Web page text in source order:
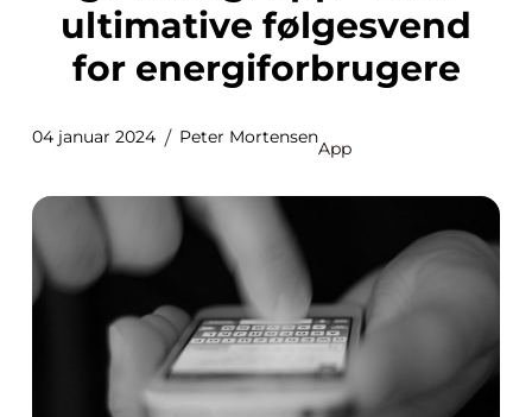
ultimative følgesvend
for energiforbrugere
04 januar 2024 Peter Mortensen
App